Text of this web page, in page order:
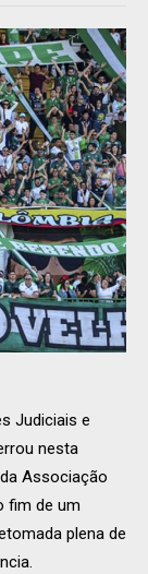
Judiciais e
nesta
Associação
fim de um
plena de